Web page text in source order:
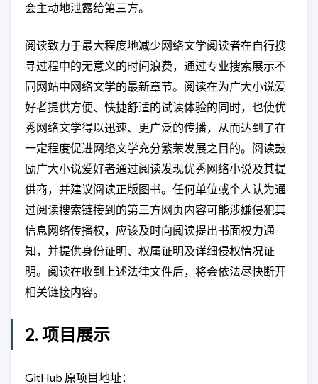
会主动地泄露给第三方。
阅读致力于最大程度地减少网络文学阅读者在自行搜
寻过程中的无意义的时间浪费，通过专业搜索展示不
同网站中网络文学的最新章节。阅读在为广大小说爱
好者提供方便、快捷舒适的试读体验的同时，也使优
秀网络文学得以迅速、更广泛的传播，从而达到了在
一定程度促进网络文学充分繁荣发展之目的。阅读鼓
励广大小说爱好者通过阅读发现优秀网络小说及其提
供商，并建议阅读正版图书。任何单位或个人认为通
过阅读搜索链接到的第三方网页内容可能涉嫌侵犯其
信息网络传播权，应该及时向阅读提出书面权力通
知，并提供身份证明、权属证明及详细侵权情况证
明。阅读在收到上述法律文件后，将会依法尽快断开
相关链接内容。
2. 项目展示
GitHub 原项目地址：